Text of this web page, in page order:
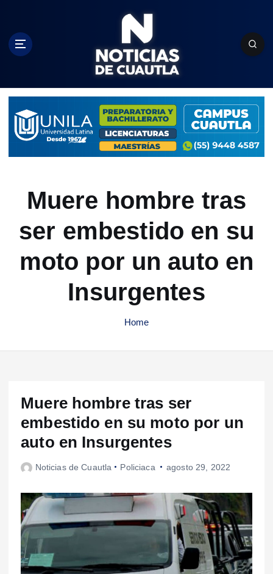
c
Muere hombre tras
ser embestido en su
moto por un auto en
Insurgentes
Home
Muere hombre tras ser
embestido en su moto por un
auto en Insurgentes
Noticias de Cuautla Policiaca agosto 29, 2022